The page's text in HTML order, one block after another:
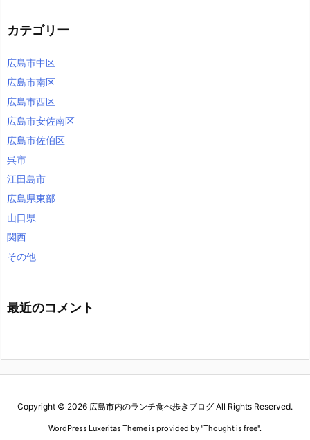
カテゴリー
広島市中区
広島市南区
広島市西区
広島市安佐南区
広島市佐伯区
呉市
江田島市
広島県東部
山口県
関西
その他
最近のコメント
Copyright © 2026 広島市内のランチ食べ歩きブログ All Rights Reserved.
WordPress Luxeritas Theme is provided by "Thought is free".